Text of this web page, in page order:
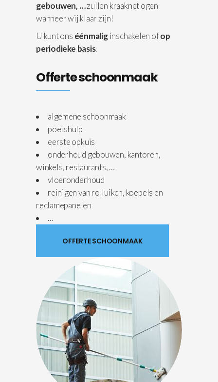
gebouwen, …zullen kraaknet ogen
wanneer wij klaar zijn!
U kunt ons éénmaliginschakelen ofop
periodieke basis.
Offerte schoonmaak
algemene schoonmaak
poetshulp
eerste opkuis
onderhoud gebouwen, kantoren,
winkels, restaurants, …
vloeronderhoud
reinigen van rolluiken, koepels en
reclamepanelen
…
OFFERTE SCHOONMAAK